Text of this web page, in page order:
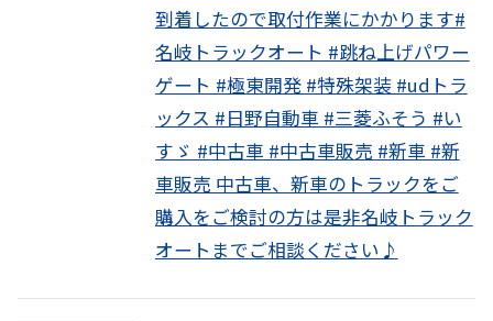
到着したので取付作業にかかります#
名岐トラックオート #跳ね上げパワー
ゲート #極東開発 #特殊架装 #udトラ
ックス #日野自動車 #三菱ふそう #い
すゞ #中古車 #中古車販売 #新車 #新
車販売 中古車、新車のトラックをご
購入をご検討の方は是非名岐トラック
オートまでご相談ください♪